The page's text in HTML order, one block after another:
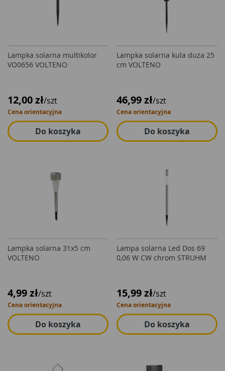
Lampka solarna multikolor
VO0656 VOLTENO
12,00 zł/szt
Cena orientacyjna
Do koszyka
Lampka solarna kula duża 25
cm VOLTENO
46,99 zł/szt
Cena orientacyjna
Do koszyka
Lampka solarna 31x5 cm
VOLTENO
4,99 zł/szt
Cena orientacyjna
Do koszyka
Lampa solarna Led Dos 69
0,06 W CW chrom STRUHM
15,99 zł/szt
Cena orientacyjna
Do koszyka